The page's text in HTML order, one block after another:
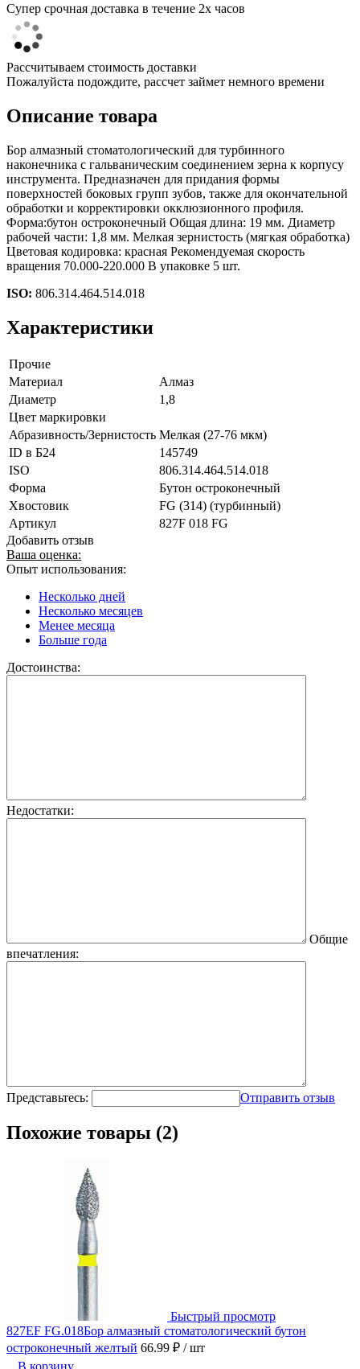
Супер срочная доставка в течение 2х часов
Рассчитываем стоимость доставки
Пожалуйста подождите, рассчет займет немного времени
Описание товара
Бор алмазный стоматологический для турбинного
наконечника с гальваническим соединением зерна к корпусу
инструмента. Предназначен для придания формы
поверхностей боковых групп зубов, также для окончательной
обработки и корректировки окклюзионного профиля.
Форма:бутон остроконечный Общая длина: 19 мм. Диаметр
рабочей части: 1,8 мм. Мелкая зернистость (мягкая обработка)
Цветовая кодировка: красная Рекомендуемая скорость
вращения 70.000-220.000 В упаковке 5 шт.
ISO: 806.314.464.514.018
Характеристики
Прочие
Материал
Алмаз
Диаметр
1,8
Цвет маркировки
Абразивность/Зернистость Мелкая (27-76 мкм)
ID в Б24
145749
ISO
806.314.464.514.018
Форма
Бутон остроконечный
Хвостовик
FG (314) (турбинный)
Артикул
827F 018 FG
Добавить отзыв
Ваша оценка:
Опыт использования:
Несколько дней
Несколько месяцев
Менее месяца
Больше года
Достоинства:
Недостатки:
Общие
впечатления:
Представьтесь: Отправить отзыв
Похожие товары (2)
Быстрый просмотр
827EF FG.018Бор алмазный стоматологический бутон
остроконечный желтый 66.99 ₽ / шт